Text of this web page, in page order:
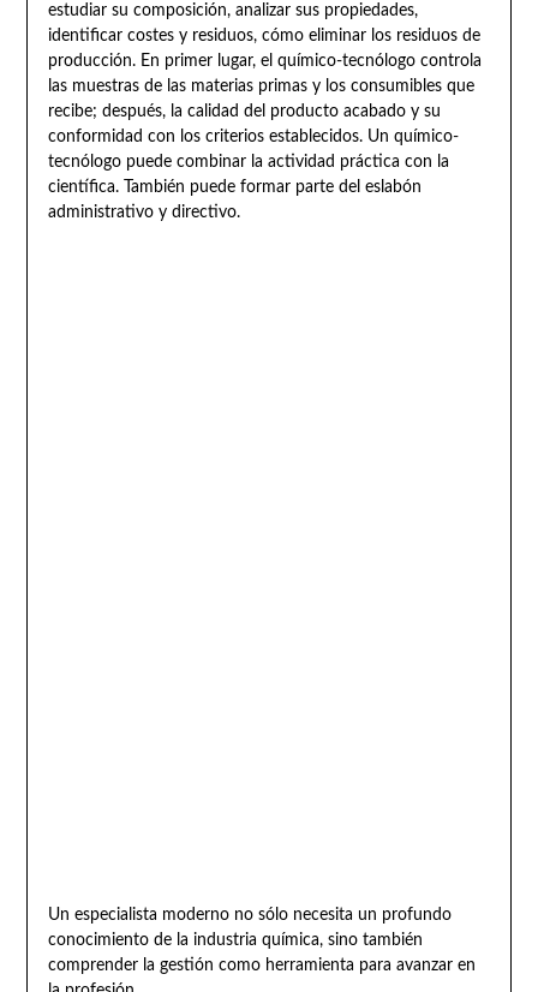
estudiar su composición, analizar sus propiedades,
identificar costes y residuos, cómo eliminar los residuos de
producción. En primer lugar, el químico-tecnólogo controla
las muestras de las materias primas y los consumibles que
recibe; después, la calidad del producto acabado y su
conformidad con los criterios establecidos. Un químico-
tecnólogo puede combinar la actividad práctica con la
científica. También puede formar parte del eslabón
administrativo y directivo.
Un especialista moderno no sólo necesita un profundo
conocimiento de la industria química, sino también
comprender la gestión como herramienta para avanzar en